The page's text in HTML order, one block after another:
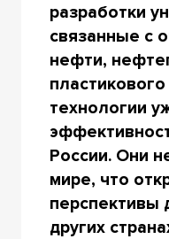
разработки
связанные с
нефти,
технологии
России. Они
мире, что
перспективы
других